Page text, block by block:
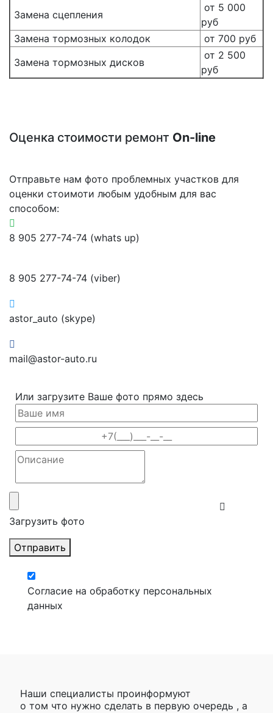
Замена сцепления
от 5 000
руб
Замена тормозных колодок
от 700 руб
Замена тормозных дисков
от 2 500
руб
Оценка стоимости ремонт On-line
Отправьте нам фото проблемных участков для
оценки стоимоти любым удобным для вас
способом:
8 905 277-74-74 (whats up)
8 905 277-74-74 (viber)
astor_auto (skype)
mail@astor-auto.ru
Или загрузите Ваше фото прямо здесь
Загрузить фото
Отправить
Согласие на обработку персональных
данных
Наши специалисты проинформуют
о том что нужно сделать в первую очередь , а